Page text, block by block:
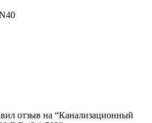
отзыв на “Канализационный